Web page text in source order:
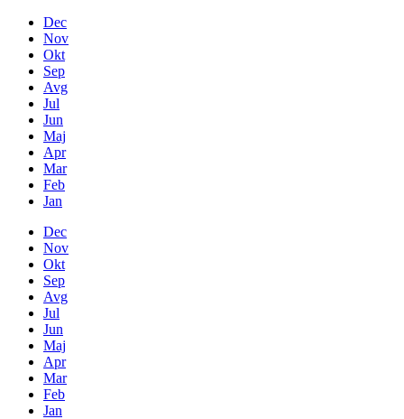
Dec
Nov
Okt
Sep
Avg
Jul
Jun
Maj
Apr
Mar
Feb
Jan
Dec
Nov
Okt
Sep
Avg
Jul
Jun
Maj
Apr
Mar
Feb
Jan